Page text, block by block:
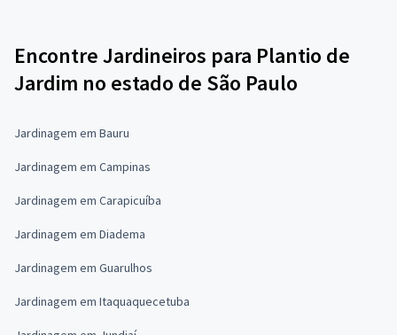
Encontre Jardineiros para Plantio de
Jardim no estado de São Paulo
Jardinagem em Bauru
Jardinagem em Campinas
Jardinagem em Carapicuíba
Jardinagem em Diadema
Jardinagem em Guarulhos
Jardinagem em Itaquaquecetuba